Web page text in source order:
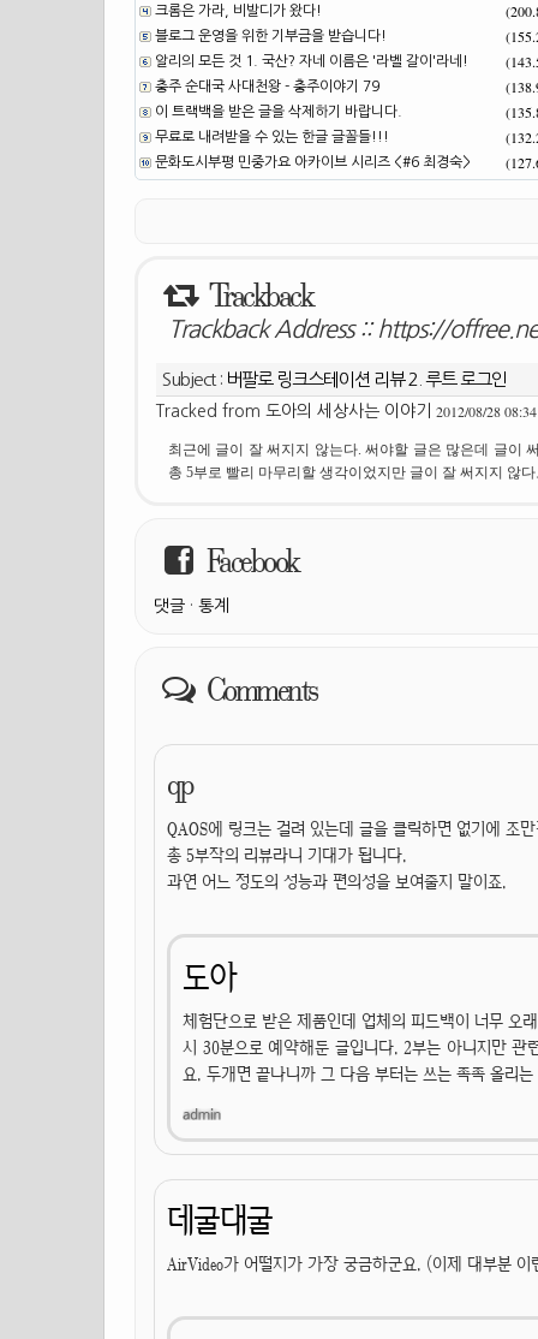
크롬은 가라, 비발디가 왔다!
블로그 운영을 위한 기부금을 받습니다!
알리의 모든 것 1. 국산? 자네 이름은 '라벨 갈이'라네!
충주 순대국 사대천왕 - 충주이야기 79
이 트랙백을 받은 글을 삭제하기 바랍니다.
무료로 내려받을 수 있는 한글 글꼴들!!!
문화도시부평 민중가요 아카이브 시리즈 <#6 최경숙>
Trackback
Trackback Address :: https://
Subject : 버팔로 링크스테이션 리뷰 2. 루트 로그인
Tracked from 도아의 세상사는 이야기 2012/08/28 08:34
최근에 글이 잘 써지지 않는다. 써야할 글은 많은데 글이
총 5부로 빨리 마무리할 생각이었지만 글이 잘 써지지 않
Facebook
댓글 · 통계
Comments
qp
QAOS에 링크는 걸려 있는데 글을 클릭하면 없기에 조
총 5부작의 리뷰라니 기대가 됩니다.
과연 어느 정도의 성능과 편의성을 보여줄지 말이죠.
도아
체험단으로 받은 제품인데 업체의 피드백이 너무 오
시 30분으로 예약해둔 글입니다. 2부는 아니지만 관
요. 두개면 끝나니까 그 다음 부터는 쓰는 족족 올리
데굴대굴
AirVideo가 어떨지가 가장 궁금하군요. (이제 대부분